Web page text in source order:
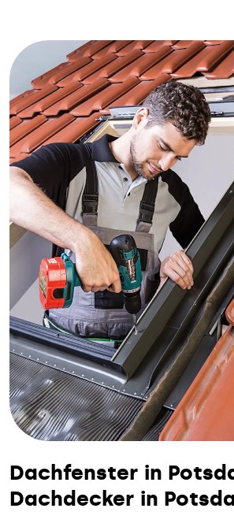
Dachfenster in
Dachdecker in